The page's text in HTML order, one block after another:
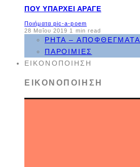
ΠΟΥ ΥΠΆΡΧΕΙ ΆΡΑΓΕ
Ποιήματα pic-a-poem
28 Μαΐου 2019 1 min read
ΡΗΤΆ – ΑΠΟΦΘΈΓΜΑΤΑ
ΠΑΡΟΙΜΊΕΣ
ΕΙΚΟΝΟΠΟΊΗΣΗ
ΕΙΚΟΝΟΠΟΊΗΣΗ